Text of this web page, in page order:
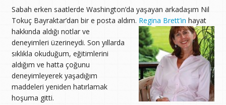
Sabah erken saatlerde Washington’da yaşayan arkadaşım Nil
Tokuç Bayraktar’dan bir e posta aldım. Regina Brett’in hayat
hakkında aldığı notlar ve
deneyimleri üzerineydi. Son yıllarda
sıklıkla okuduğum, eğitimlerini
aldığım ve hatta çoğunu
deneyimleyerek yaşadığım
maddeleri yeniden hatırlamak
hoşuma gitti.